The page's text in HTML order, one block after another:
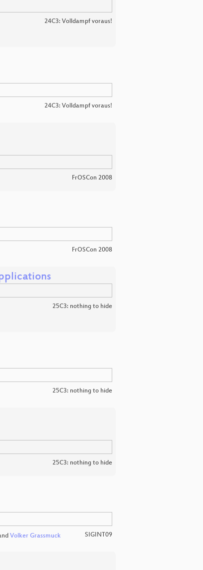
24C3: Volldampf voraus!
24C3: Volldampf voraus!
FrOSCon 2008
FrOSCon 2008
25C3: nothing to hide
25C3: nothing to hide
25C3: nothing to hide
Volker Grassmuck SIGINT09